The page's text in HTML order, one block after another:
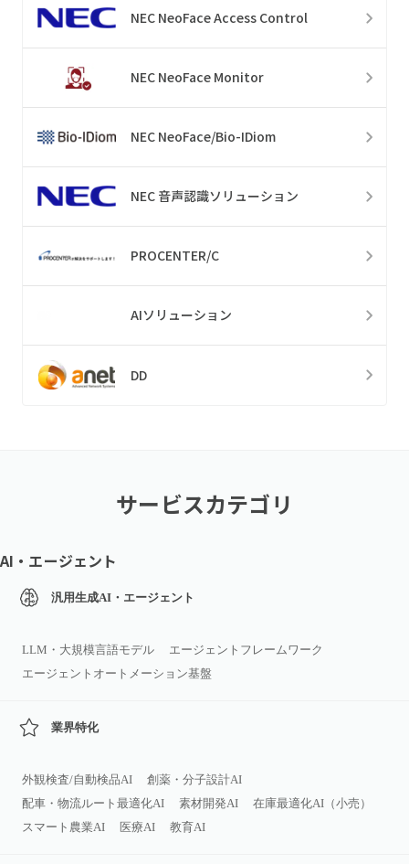
NEC NeoFace Access Control
NEC NeoFace Monitor
NEC NeoFace/Bio-IDiom
NEC 音声認識ソリューション
PROCENTER/C
AIソリューション
DD
サービスカテゴリ
AI・エージェント
汎用生成AI・エージェント
LLM・大規模言語モデル
エージェントフレームワーク
エージェントオートメーション基盤
業界特化
外観検査/自動検品AI
創薬・分子設計AI
配車・物流ルート最適化AI
素材開発AI
在庫最適化AI（小売）
スマート農業AI
医療AI 教育AI